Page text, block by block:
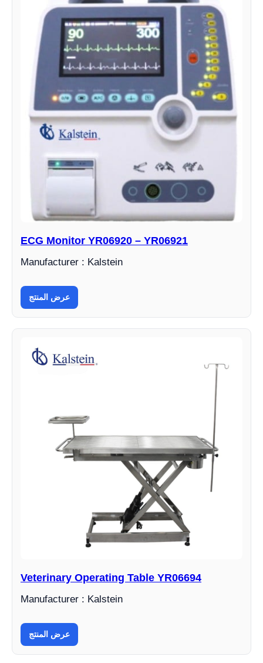
ECG Monitor YR06920 – YR06921
Manufacturer : Kalstein
عرض المنتج
Veterinary Operating Table YR06694
Manufacturer : Kalstein
عرض المنتج